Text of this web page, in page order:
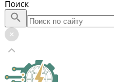
Поиск